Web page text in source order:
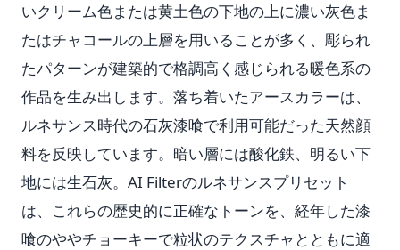
いクリーム色または黄土色の下地の上に濃い灰色ま
たはチャコールの上層を用いることが多く、彫られ
たパターンが建築的で格調高く感じられる暖色系の
作品を生み出します。落ち着いたアースカラーは、
ルネサンス時代の石灰漆喰で利用可能だった天然顔
料を反映しています。暗い層には酸化鉄、明るい下
地には生石灰。AI Filterのルネサンスプリセット
は、これらの歴史的に正確なトーンを、経年した漆
喰のややチョーキーで粒状のテクスチャとともに適